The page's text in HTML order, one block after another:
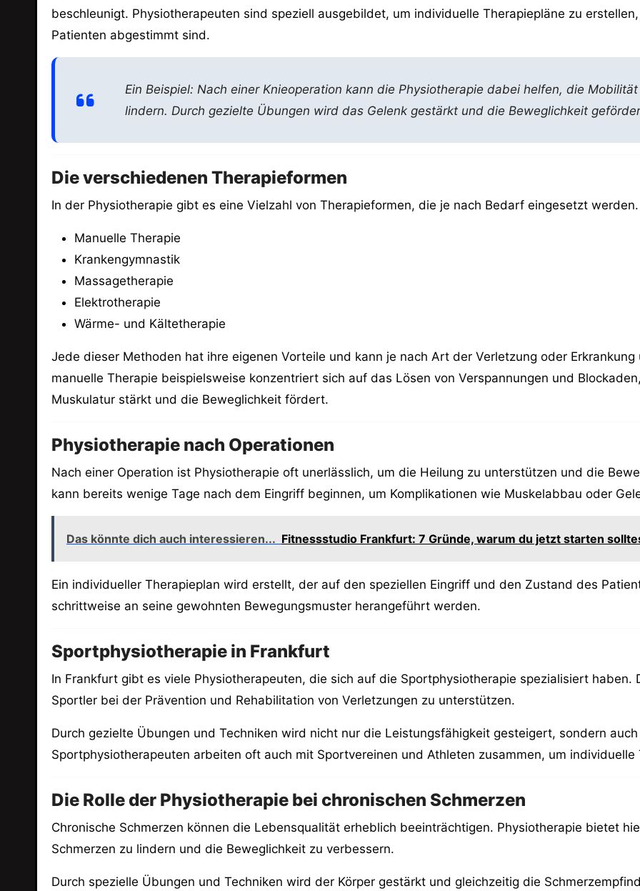
beschleunigt. Physiotherapeuten sind speziell ausgebildet, um individuelle Therapiepläne zu
Patienten abgestimmt sind.
Ein Beispiel: Nach einer Knieoperation kann die Physiotherapie dabei helfen, die
lindern. Durch gezielte Übungen wird das Gelenk gestärkt und die Beweglichkeit
Die verschiedenen Therapieformen
In der Physiotherapie gibt es eine Vielzahl von Therapieformen, die je nach Bedarf eingesetzt
Manuelle Therapie
Krankengymnastik
Massagetherapie
Elektrotherapie
Wärme- und Kältetherapie
Jede dieser Methoden hat ihre eigenen Vorteile und kann je nach Art der Verletzung oder
manuelle Therapie beispielsweise konzentriert sich auf das Lösen von Verspannungen und
Muskulatur stärkt und die Beweglichkeit fördert.
Physiotherapie nach Operationen
Nach einer Operation ist Physiotherapie oft unerlässlich, um die Heilung zu unterstützen und die
kann bereits wenige Tage nach dem Eingriff beginnen, um Komplikationen wie Muskelabbau oder
Das könnte dich auch interessieren... Fitnessstudio Frankfurt: 7 Gründe, warum du jetzt starten
Ein individueller Therapieplan wird erstellt, der auf den speziellen Eingriff und den Zustand des
schrittweise an seine gewohnten Bewegungsmuster herangeführt werden.
Sportphysiotherapie in Frankfurt
In Frankfurt gibt es viele Physiotherapeuten, die sich auf die Sportphysiotherapie spezialisiert haben.
Sportler bei der Prävention und Rehabilitation von Verletzungen zu unterstützen.
Durch gezielte Übungen und Techniken wird nicht nur die Leistungsfähigkeit gesteigert, sondern
Sportphysiotherapeuten arbeiten oft auch mit Sportvereinen und Athleten zusammen, um
Die Rolle der Physiotherapie bei chronischen Schmerzen
Chronische Schmerzen können die Lebensqualität erheblich beeinträchtigen. Physiotherapie bietet
Schmerzen zu lindern und die Beweglichkeit zu verbessern.
Durch spezielle Übungen und Techniken wird der Körper gestärkt und gleichzeitig die